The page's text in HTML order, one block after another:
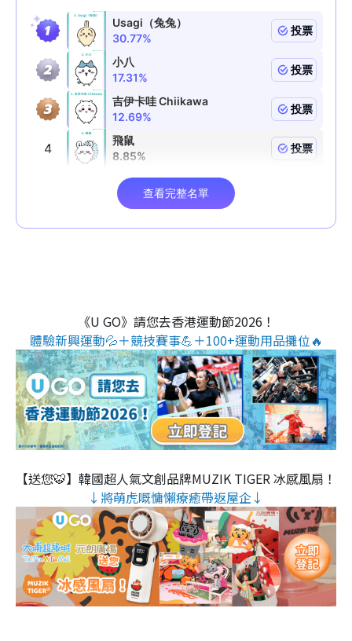
《U GO》請您去香港運動節2026！
體驗新興運動💦＋競技賽事💪＋100+運動用品攤位🔥
【送您🐯】韓國超人氣文創品牌MUZIK TIGER 冰感風扇！
↓將萌虎嘅慵懶療癒帶返屋企↓